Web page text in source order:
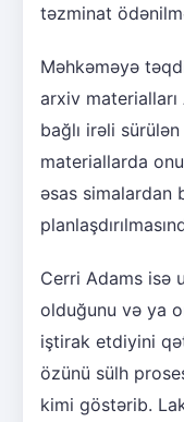
təzminat
Məhkəməyə
arxiv
bağlı irəli
materiallarda
əsas simalardan
Cerri Adams isə
olduğunu və ya
iştirak etdiyini
özünü sülh
kimi göstərib.